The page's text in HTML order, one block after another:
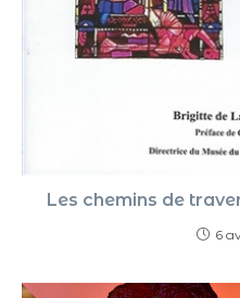
Les chemins de
6